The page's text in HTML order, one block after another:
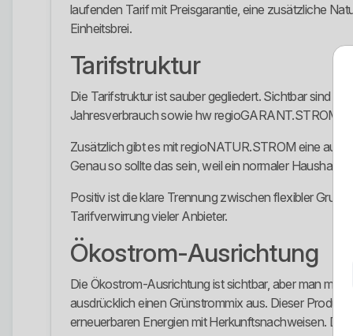
laufenden Tarif mit Preisgarantie, eine zusätzliche
Einheitsbrei.
Tarifstruktur
Die Tarifstruktur ist sauber gegliedert. Sichtbar sind
Jahresverbrauch sowie hw regioGARANT.STROM
Zusätzlich gibt es mit regioNATUR.STROM eine
Genau so sollte das sein, weil ein normaler Haushalt,
Positiv ist die klare Trennung zwischen flexibler
Tarifverwirrung vieler Anbieter.
Ökostrom-Ausrichtung
Die Ökostrom-Ausrichtung ist sichtbar, aber man
ausdrücklich einen Grünstrommix aus. Dieser
erneuerbaren Energien mit Herkunftsnachweisen.